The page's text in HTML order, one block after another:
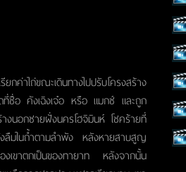
าไถ่ขณะเดินทางไปปรับโครงสร้าง
ที่ชื่อ คังเฉิงเจ๋อ หรือ แมกซ์ และถูก
างนอกชายฝั่งนครโฮจิมินห์ โชคร้ายที่
ขังลืมในถ้ำตามลำพัง หลังหายสาบสูญ
งเขาตกเป็นของทายาท หลังจากนั้น